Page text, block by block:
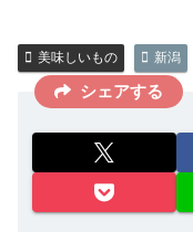
美味しいもの 新潟
シェアする